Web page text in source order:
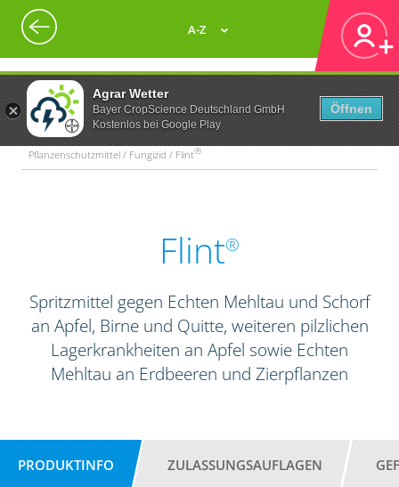
Agrar Wetter
Bayer CropScience Deutschland GmbH
Kostenlos bei Google Play
Öffnen
A-Z
Pflanzenschutzmittel / Fungizid / Flint®
Flint®
Spritzmittel gegen Echten Mehltau und Schorf
an Apfel, Birne und Quitte, weiteren pilzlichen
Lagerkrankheiten an Apfel sowie Echten
Mehltau an Erdbeeren und Zierpflanzen
PRODUKTINFO ZULASSUNGSAUFLAGEN